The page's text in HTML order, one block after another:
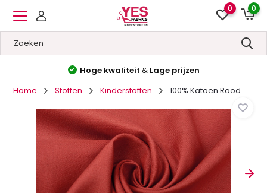
0 0
Hoge kwaliteit & Lage prijzen
Home
Stoffen Kinderstoffen 100% Katoen Rood